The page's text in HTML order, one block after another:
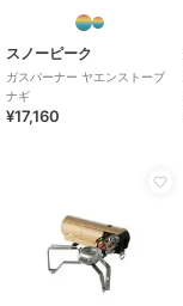
スノーピーク
ガスバーナー ヤエンストーブ
ナギ
¥17,160